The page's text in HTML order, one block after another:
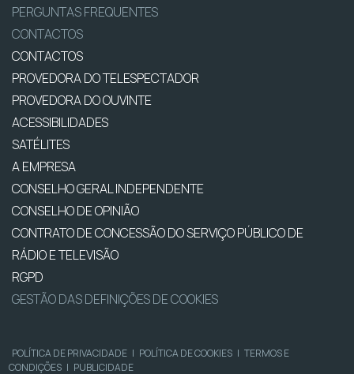
PERGUNTAS FREQUENTES
CONTACTOS
CONTACTOS
PROVEDORA DO TELESPECTADOR
PROVEDORA DO OUVINTE
ACESSIBILIDADES
SATÉLITES
A EMPRESA
CONSELHO GERAL INDEPENDENTE
CONSELHO DE OPINIÃO
CONTRATO DE CONCESSÃO DO SERVIÇO PÚBLICO DE
RÁDIO E TELEVISÃO
RGPD
GESTÃO DAS DEFINIÇÕES DE COOKIES
POLÍTICA DE PRIVACIDADE | POLÍTICA DE COOKIES | TERMOS E
CONDIÇÕES | PUBLICIDADE